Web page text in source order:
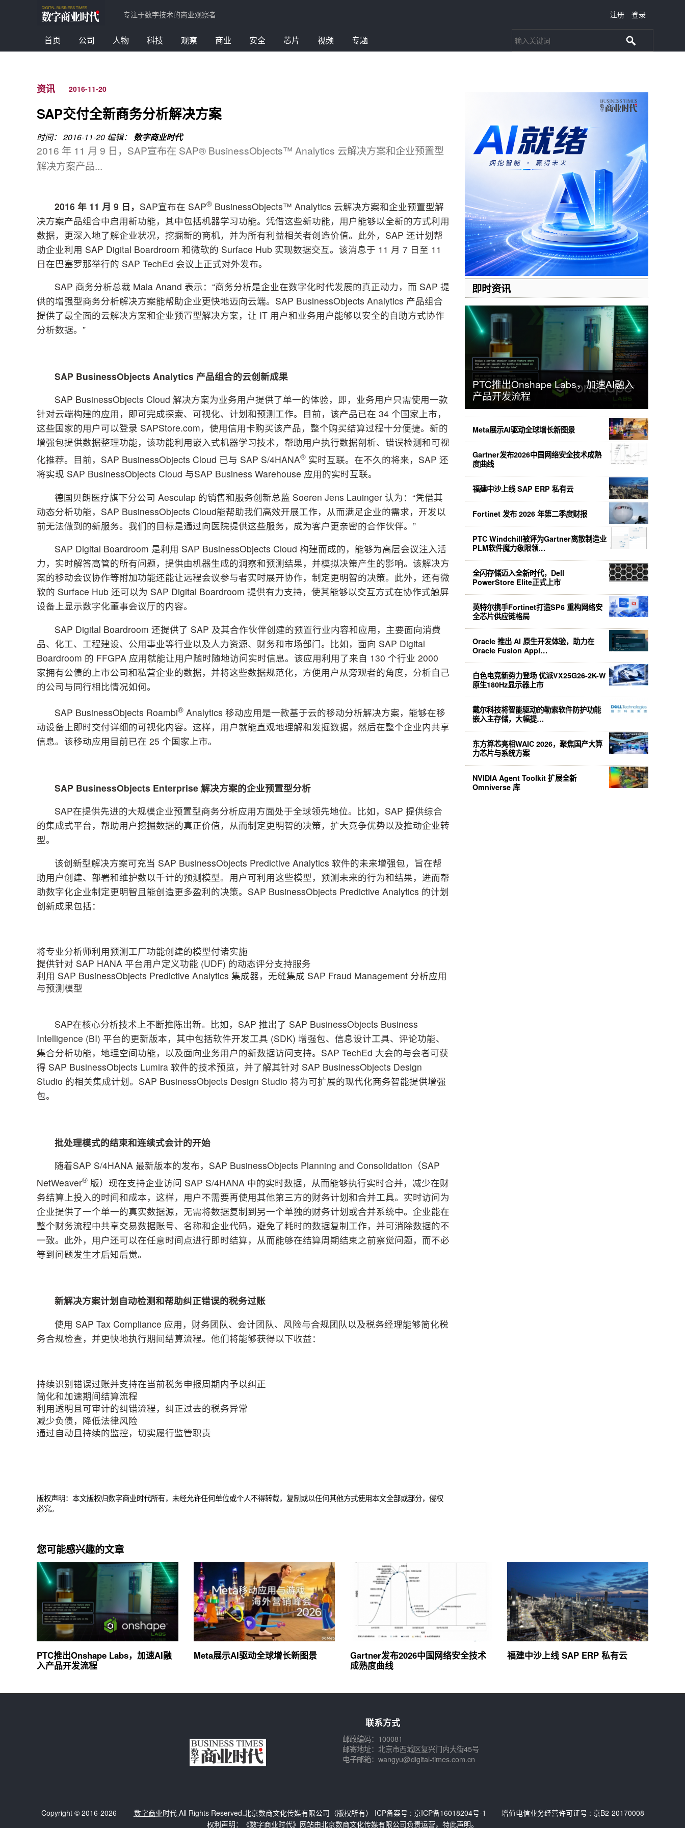
专注于数字技术的商业观察者 注册 登录
首页 公司 人物 科技 观察 商业 安全 芯片 视频 专题
资讯 2016-11-20
SAP交付全新商务分析解决方案
时间： 2016-11-20编辑： 数字商业时代
2016 年 11 月 9 日，SAP宣布在 SAP® BusinessObjects™ Analytics 云解决方案和企业预置型
解决方案产品...
2016 年 11 月 9 日， SAP宣布在 SAP® BusinessObjects™ Analytics 云解决方案和企业预置型解
决方案产品组合中启用新功能，其中包括机器学习功能。凭借这些新功能，用户能够以全新的方式利用
数据，更深入地了解企业状况，挖掘新的商机，并为所有利益相关者创造价值。此外，SAP 还计划帮
助企业利用 SAP Digital Boardroom 和微软的 Surface Hub 实现数据交互。该消息于 11 月 7 日至 11
日在巴塞罗那举行的 SAP TechEd 会议上正式对外发布。
SAP 商务分析总裁 Mala Anand 表示：“商务分析是企业在数字化时代发展的真正动力，而 SAP 提
供的增强型商务分析解决方案能帮助企业更快地迈向云端。SAP BusinessObjects Analytics 产品组合
提供了最全面的云解决方案和企业预置型解决方案，让 IT 用户和业务用户能够以安全的自助方式协作
分析数据。”
SAP BusinessObjects Analytics 产品组合的云创新成果
SAP BusinessObjects Cloud 解决方案为业务用户提供了单一的体验，即，业务用户只需使用一款
针对云端构建的应用，即可完成探索、可视化、计划和预测工作。目前，该产品已在 34 个国家上市，
这些国家的用户可以登录 SAPStore.com，使用信用卡购买该产品，整个购买结算过程十分便捷。新的
增强包提供数据整理功能，该功能利用嵌入式机器学习技术，帮助用户执行数据剖析、错误检测和可视
化推荐。目前，SAP BusinessObjects Cloud 已与 SAP S/4HANA® 实时互联。在不久的将来，SAP 还
将实现 SAP BusinessObjects Cloud 与SAP Business Warehouse 应用的实时互联。
德国贝朗医疗旗下分公司 Aesculap 的销售和服务创新总监 Soeren Jens Lauinger 认为：“凭借其
动态分析功能，SAP BusinessObjects Cloud能帮助我们高效开展工作，从而满足企业的需求，开发以
前无法做到的新服务。我们的目标是通过向医院提供这些服务，成为客户更亲密的合作伙伴。”
SAP Digital Boardroom 是利用 SAP BusinessObjects Cloud 构建而成的，能够为高层会议注入活
力，实时解答高管的所有问题，提供由机器生成的洞察和预测结果，并模拟决策产生的影响。该解决方
案的移动会议协作等附加功能还能让远程会议参与者实时展开协作，制定更明智的决策。此外，还有微
软的 Surface Hub 还可以为 SAP Digital Boardroom 提供有力支持，使其能够以交互方式在协作式触屏
设备上显示数字化董事会议厅的内容。
SAP Digital Boardroom 还提供了 SAP 及其合作伙伴创建的预置行业内容和应用，主要面向消费
品、化工、工程建设、公用事业等行业以及人力资源、财务和市场部门。比如，面向 SAP Digital
Boardroom 的 FFGPA 应用就能让用户随时随地访问实时信息。该应用利用了来自 130 个行业 2000
家拥有公债的上市公司和私营企业的数据，并将这些数据规范化，方便用户从旁观者的角度，分析自己
的公司与同行相比情况如何。
SAP BusinessObjects Roambi® Analytics 移动应用是一款基于云的移动分析解决方案，能够在移
动设备上即时交付详细的可视化内容。这样，用户就能直观地理解和发掘数据，然后在整个企业内共享
信息。该移动应用目前已在 25 个国家上市。
SAP BusinessObjects Enterprise 解决方案的企业预置型分析
SAP在提供先进的大规模企业预置型商务分析应用方面处于全球领先地位。比如，SAP 提供综合
的集成式平台，帮助用户挖掘数据的真正价值，从而制定更明智的决策，扩大竞争优势以及推动企业转
型。
该创新型解决方案可充当 SAP BusinessObjects Predictive Analytics 软件的未来增强包，旨在帮
助用户创建、部署和维护数以千计的预测模型。用户可利用这些模型，预测未来的行为和结果，进而帮
助数字化企业制定更明智且能创造更多盈利的决策。SAP BusinessObjects Predictive Analytics 的计划
创新成果包括：
将专业分析师利用预测工厂功能创建的模型付诸实施
提供针对 SAP HANA 平台用户定义功能 (UDF) 的动态评分支持服务
利用 SAP BusinessObjects Predictive Analytics 集成器，无缝集成 SAP Fraud Management 分析应用
与预测模型
SAP在核心分析技术上不断推陈出新。比如，SAP 推出了 SAP BusinessObjects Business
Intelligence (BI) 平台的更新版本，其中包括软件开发工具 (SDK) 增强包、信息设计工具、评论功能、
集合分析功能，地理空间功能，以及面向业务用户的新数据访问支持。SAP TechEd 大会的与会者可获
得 SAP BusinessObjects Lumira 软件的技术预览，并了解其针对 SAP BusinessObjects Design
Studio 的相关集成计划。SAP BusinessObjects Design Studio 将为可扩展的现代化商务智能提供增强
包。
批处理模式的结束和连续式会计的开始
随着SAP S/4HANA 最新版本的发布，SAP BusinessObjects Planning and Consolidation（SAP
NetWeaver® 版）现在支持企业访问 SAP S/4HANA 中的实时数据，从而能够执行实时合并，减少在财
务结算上投入的时间和成本，这样，用户不需要再使用其他第三方的财务计划和合并工具。实时访问为
企业提供了一个单一的真实数据源，无需将数据复制到另一个单独的财务计划或合并系统中。企业能在
整个财务流程中共享交易数据账号、名称和企业代码，避免了耗时的数据复制工作，并可消除数据的不
一致。此外，用户还可以在任意时间点进行即时结算，从而能够在结算周期结束之前察觉问题，而不必
等到问题发生才后知后觉。
新解决方案计划自动检测和帮助纠正错误的税务过账
使用 SAP Tax Compliance 应用，财务团队、会计团队、风险与合规团队以及税务经理能够简化税
务合规检查，并更快地执行期间结算流程。他们将能够获得以下收益：
持续识别错误过账并支持在当前税务申报周期内予以纠正
简化和加速期间结算流程
利用透明且可审计的纠错流程，纠正过去的税务异常
减少负债，降低法律风险
通过自动且持续的监控，切实履行监管职责
版权声明：本文版权归数字商业时代所有，未经允许任何单位或个人不得转载，复制或以任何其他方式使用本文全部或部分，侵权
必究。
即时资讯
PTC推出Onshape Labs，加速AI融入
产品开发流程
Meta展示AI驱动全球增长新图景
Gartner发布2026中国网络安全技术成熟
度曲线
福建中沙上线 SAP ERP 私有云
Fortinet 发布 2026 年第二季度财报
PTC Windchill被评为Gartner离散制造业
PLM软件魔力象限领…
全闪存储迈入全新时代，Dell
PowerStore Elite正式上市
英特尔携手Fortinet打造SP6 重构网络安
全芯片供应链格局
Oracle 推出 AI 原生开发体验，助力在
Oracle Fusion Appl…
白色电竞新势力登场 优派VX25G26-2K-W
原生180Hz显示器上市
戴尔科技将智能驱动的勒索软件防护功能
嵌入主存储，大幅提…
东方算芯亮相WAIC 2026，聚焦国产大算
力芯片与系统方案
NVIDIA Agent Toolkit 扩展全新
Omniverse 库
您可能感兴趣的文章
PTC推出Onshape Labs，加速AI融
入产品开发流程
Meta展示AI驱动全球增长新图景
Gartner发布2026中国网络安全技术
成熟度曲线
福建中沙上线 SAP ERP 私有云
联系方式
邮政编码：100081
邮寄地址：北京市西城区复兴门内大街45号
电子邮箱：wangyu@digital-times.com.cn
Copyright © 2016-2026 数字商业时代 All Rights Reserved.北京数商文化传媒有限公司（版权所有） ICP备案号 : 京ICP备16018204号-1
增值电信业务经营许可证号 : 京B2-20170008
权利声明：《数字商业时代》网站由北京数商文化传媒有限公司负责运营，特此声明。